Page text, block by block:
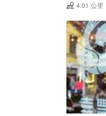
4.01 公里